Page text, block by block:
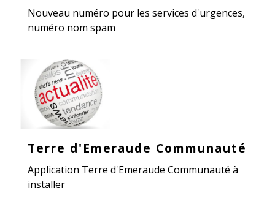
Nouveau numéro pour les services d'urgences,
numéro nom spam
Terre d'Emeraude Communauté
Application Terre d'Emeraude Communauté à
installer